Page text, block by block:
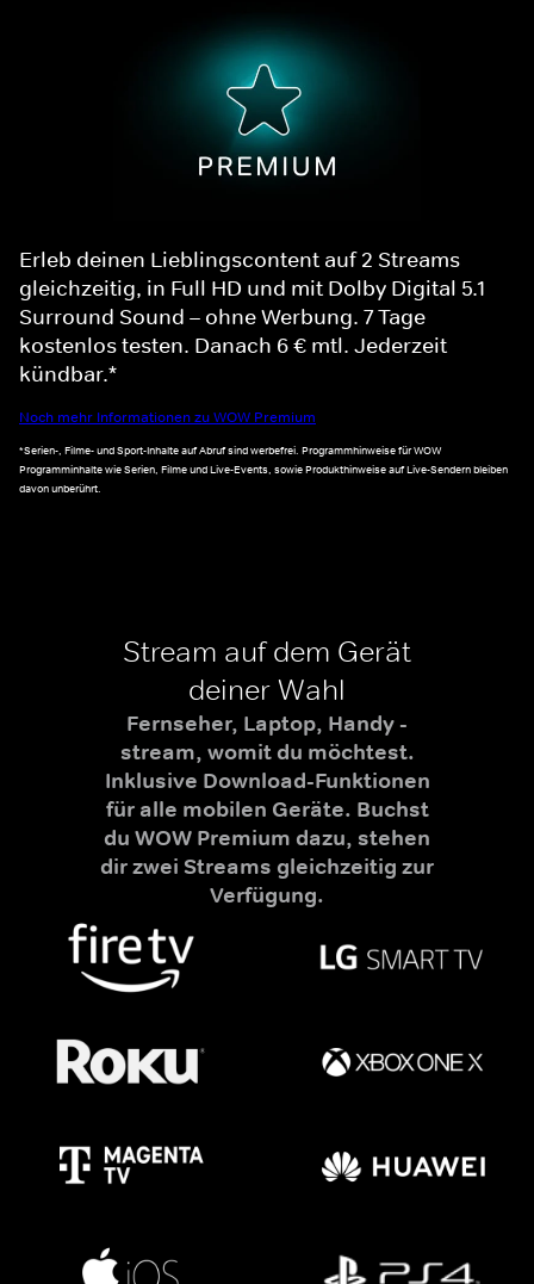
Erleb deinen Lieblingscontent auf 2 Streams
gleichzeitig, in Full HD und mit Dolby Digital 5.1
Surround Sound – ohne Werbung. 7 Tage
kostenlos testen. Danach 6 € mtl. Jederzeit
kündbar.*
Noch mehr Informationen zu WOW Premium
*Serien-, Filme- und Sport-Inhalte auf Abruf sind werbefrei. Programmhinweise für WOW
Programminhalte wie Serien, Filme und Live-Events, sowie Produkthinweise auf Live-Sendern bleiben
davon unberührt.
Stream auf dem Gerät
deiner Wahl
Fernseher, Laptop, Handy -
stream, womit du möchtest.
Inklusive Download-Funktionen
für alle mobilen Geräte. Buchst
du WOW Premium dazu, stehen
dir zwei Streams gleichzeitig zur
Verfügung.